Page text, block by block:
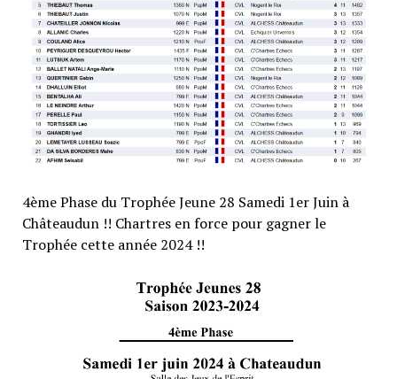
4ème Phase du Trophée Jeune 28 Samedi 1er Juin à
Châteaudun !! Chartres en force pour gagner le
Trophée cette année 2024 !!